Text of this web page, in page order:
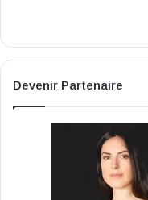
Devenir Partenaire